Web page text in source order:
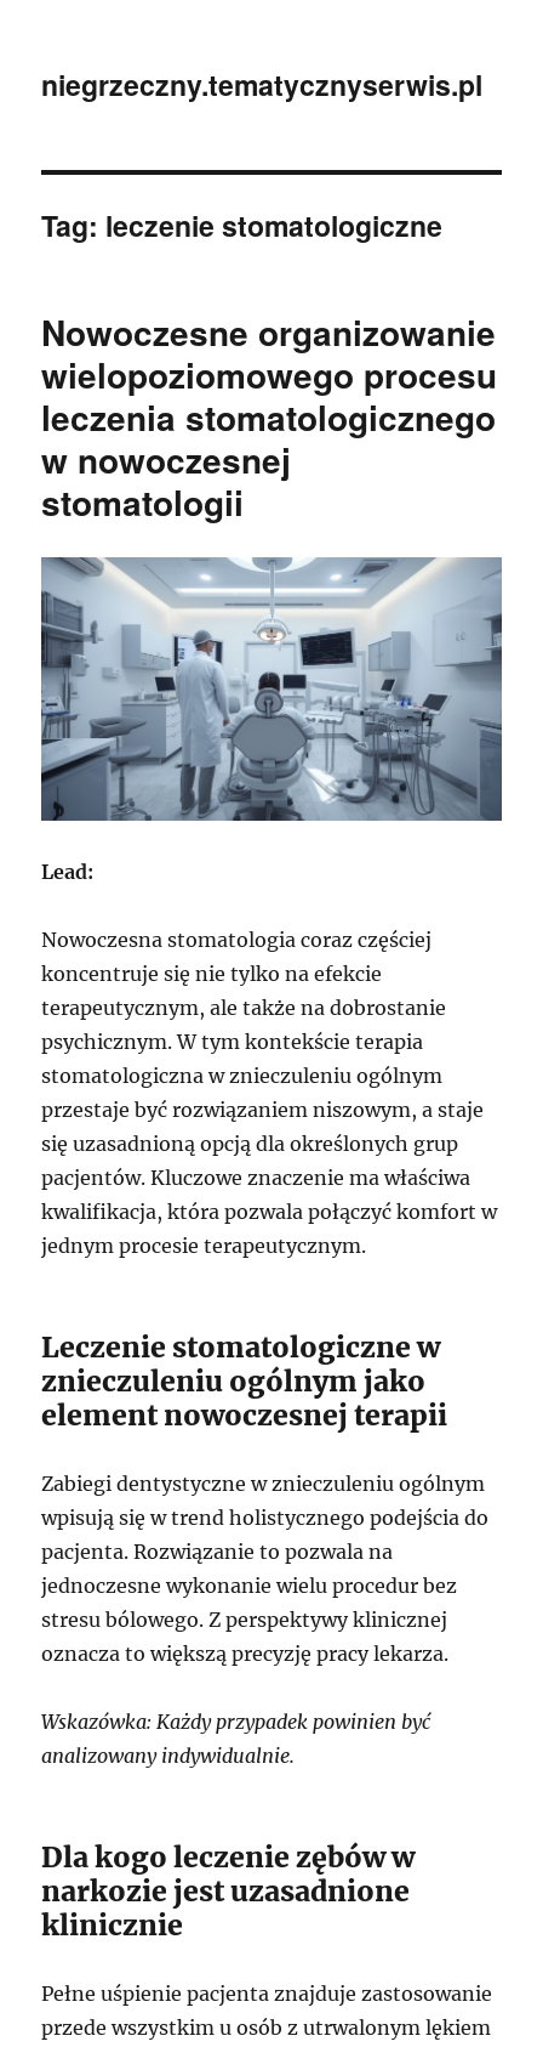
niegrzeczny.tematycznyserwis.pl
Tag: leczenie stomatologiczne
Nowoczesne organizowanie
wielopoziomowego procesu
leczenia stomatologicznego
w nowoczesnej
stomatologii
Lead:
Nowoczesna stomatologia coraz częściej
koncentruje się nie tylko na efekcie
terapeutycznym, ale także na dobrostanie
psychicznym. W tym kontekście terapia
stomatologiczna w znieczuleniu ogólnym
przestaje być rozwiązaniem niszowym, a staje
się uzasadnioną opcją dla określonych grup
pacjentów. Kluczowe znaczenie ma właściwa
kwalifikacja, która pozwala połączyć komfort w
jednym procesie terapeutycznym.
Leczenie stomatologiczne w
znieczuleniu ogólnym jako
element nowoczesnej terapii
Zabiegi dentystyczne w znieczuleniu ogólnym
wpisują się w trend holistycznego podejścia do
pacjenta. Rozwiązanie to pozwala na
jednoczesne wykonanie wielu procedur bez
stresu bólowego. Z perspektywy klinicznej
oznacza to większą precyzję pracy lekarza.
Wskazówka: Każdy przypadek powinien być
analizowany indywidualnie.
Dla kogo leczenie zębów w
narkozie jest uzasadnione
klinicznie
Pełne uśpienie pacjenta znajduje zastosowanie
przede wszystkim u osób z utrwalonym lękiem